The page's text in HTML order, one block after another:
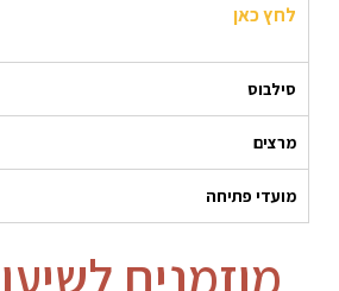
לחץ כאן
סילבוס
מרצים
מועדי פתיחה
מוזמנים